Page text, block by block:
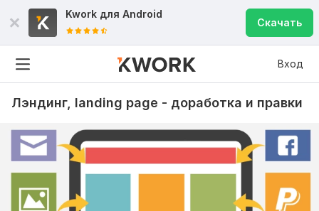
Kwork для Android
Скачать
Вход
Лэндинг, landing page - доработка и правки